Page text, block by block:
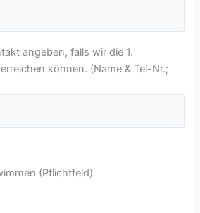
angeben, falls wir die 1.
können. (Name & Tel-Nr.;
(Pflichtfeld)